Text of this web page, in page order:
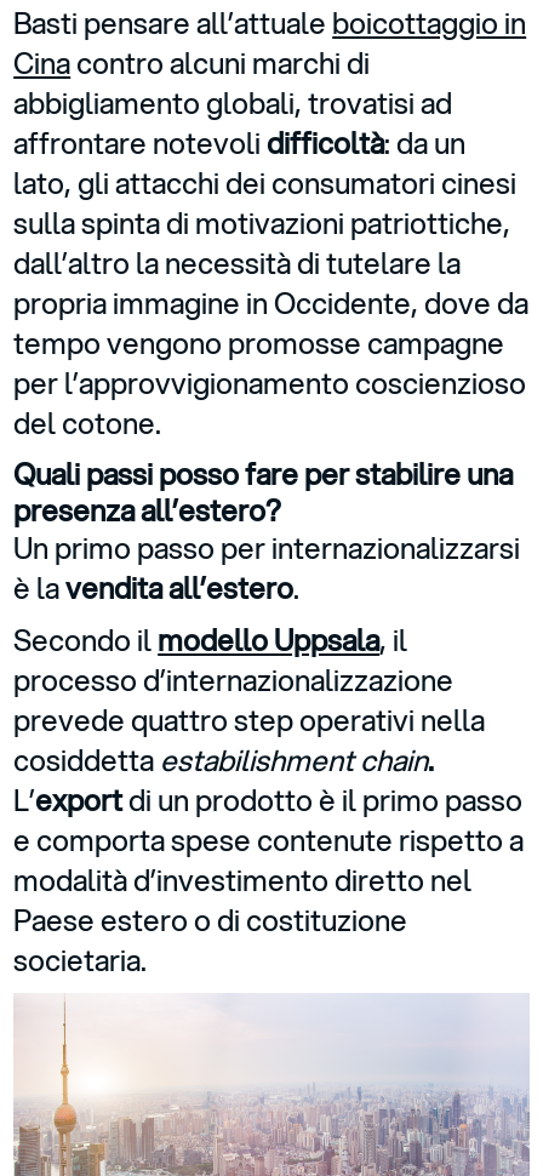
Basti pensare all’attuale boicottaggio in
Cinacontro alcuni marchi di
abbigliamento globali, trovatisi ad
affrontare notevolidifficoltà: da un
lato, gli attacchi dei consumatori cinesi
sulla spinta di motivazioni patriottiche,
dall’altro la necessità di tutelare la
propria immagine in Occidente, dove da
tempo vengono promosse campagne
per l’approvvigionamento coscienzioso
del cotone.
Quali passi posso fare per stabilire una
presenza all’estero?
Un primo passo per internazionalizzarsi
è lavendita all’estero.
Secondo ilmodello Uppsala, il
processo d’internazionalizzazione
prevede quattro step operativi nella
cosiddetta estabilishment chain.
L’exportdi un prodotto è il primo passo
e comporta spese contenute rispetto a
modalità d’investimento diretto nel
Paese estero o di costituzione
societaria.